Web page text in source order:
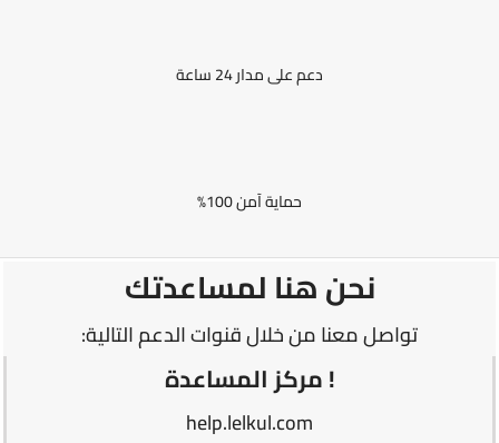
دعم على مدار 24 ساعة
حماية آمن 100%
نحن هنا لمساعدتك
تواصل معنا من خلال قنوات الدعم التالية:
! مركز المساعدة
help.lelkul.com